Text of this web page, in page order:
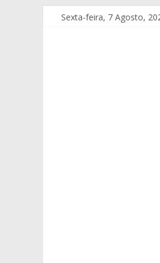
Sexta-feira, 7 Agosto,